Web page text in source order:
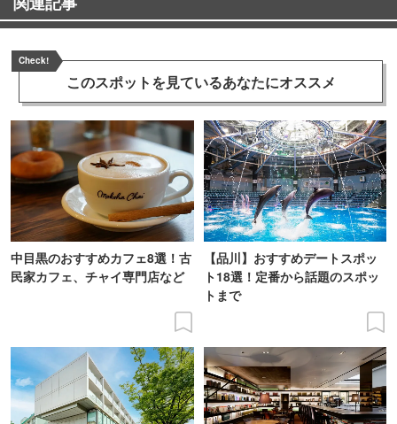
Check!
このスポットを見ているあなたにオススメ
中目黒のおすすめカフェ8選！古
民家カフェ、チャイ専門店など
【品川】おすすめデートスポッ
ト18選！定番から話題のスポッ
トまで